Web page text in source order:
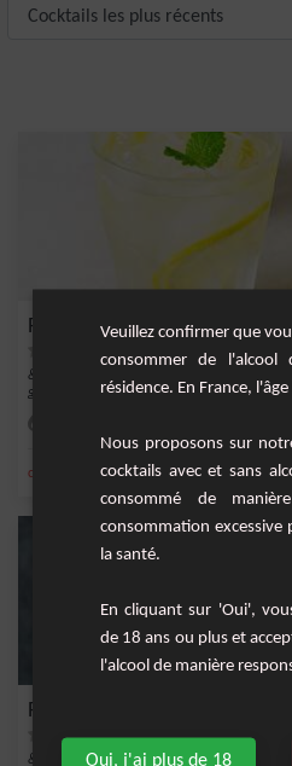
Punch Vosgien
&nbsp;Il y a les grands classiques du punch
goû...
citron sirop de canne,eau gazeuse,sirop
Punch à la Mirabelle
&nbsp;Un punch au citron avec de l'eau de
Veuillez confirmer que
consommer de l'alcool
résidence. En France,
Nous proposons sur
cocktails avec et sans
consommé de
consommation
la santé.
En cliquant sur 'Oui',
de 18 ans ou plus et
l'alcool de manière
Oui, j'ai plus de 18